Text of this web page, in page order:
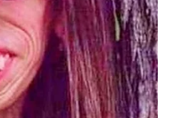
životnih navika,
koji mogu utjecati na
zdravlje srca i krvnih